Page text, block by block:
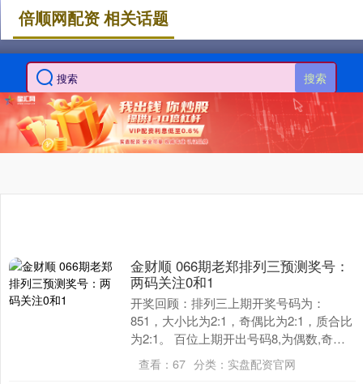
搜索
倍顺网配资 相关话题
金财顺 066期老郑排列三预测奖号：
两码关注0和1
开奖回顾：排列三上期开奖号码为：
851，大小比为2:1，奇偶比为2:1，质合比
为2:1。 百位上期开出号码8,为偶数,奇数
号近期开出相对较多，奇数号目前遗漏1
期....
查看： 67 分类： 实盘配资官网